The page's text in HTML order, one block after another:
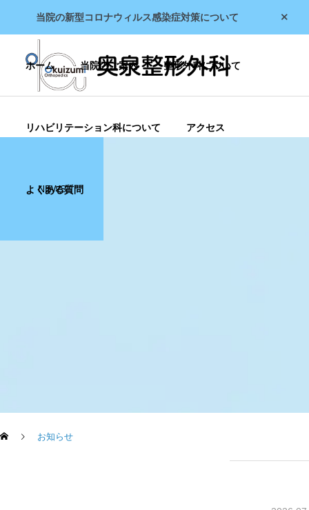
当院の新型コロナウィルス感染症対策について
ホーム 当院のご案内 整形外科について
リハビリテーション科について アクセス
よくある質問
NEWS
お知らせ